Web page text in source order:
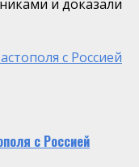
и доказали
с Россией
с Россией